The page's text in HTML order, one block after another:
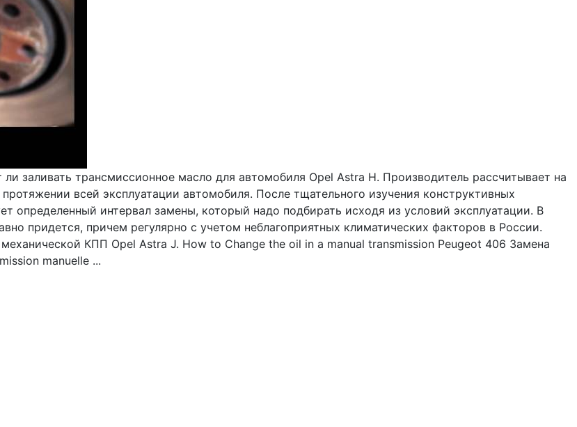
заливать трансмиссионное масло для автомобиля Opel Astra H. Производитель рассчитывает на
всей эксплуатации автомобиля. После тщательного изучения конструктивных
определенный интервал замены, который надо подбирать исходя из условий эксплуатации. В
придется, причем регулярно с учетом неблагоприятных климатических факторов в России.
КПП Opel Astra J. How to Change the oil in a manual transmission Peugeot 406 Замена
manuelle ...